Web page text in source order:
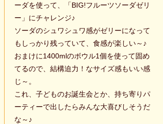
ーダを使って、「BIG!フルーツソーダゼリ
ー」にチャレンジ♪
ソーダのシュワシュワ感がゼリーになって
もしっかり残っていて、食感が楽しい～♪
おまけに1400mlのボウル1個を使って固め
てるので、結構迫力！なサイズ感もいい感
じ～。
これ、子どものお誕生会とか、持ち寄りパ
ーティーで出したらみんな大喜びしそうだ
な～♪